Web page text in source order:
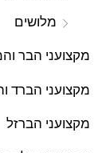
מלושים
מקצועני הבר
מקצועני הברד
מקצועני הברזל